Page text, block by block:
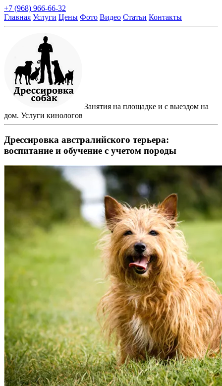
+7 (968) 966-66-32
Главная Услуги Цены Фото Видео Статьи Контакты
Занятия на площадке и с выездом на
дом. Услуги кинологов
Дрессировка австралийского терьера:
воспитание и обучение с учетом породы